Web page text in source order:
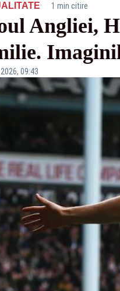
· 1 min citire
Angliei,
09:43